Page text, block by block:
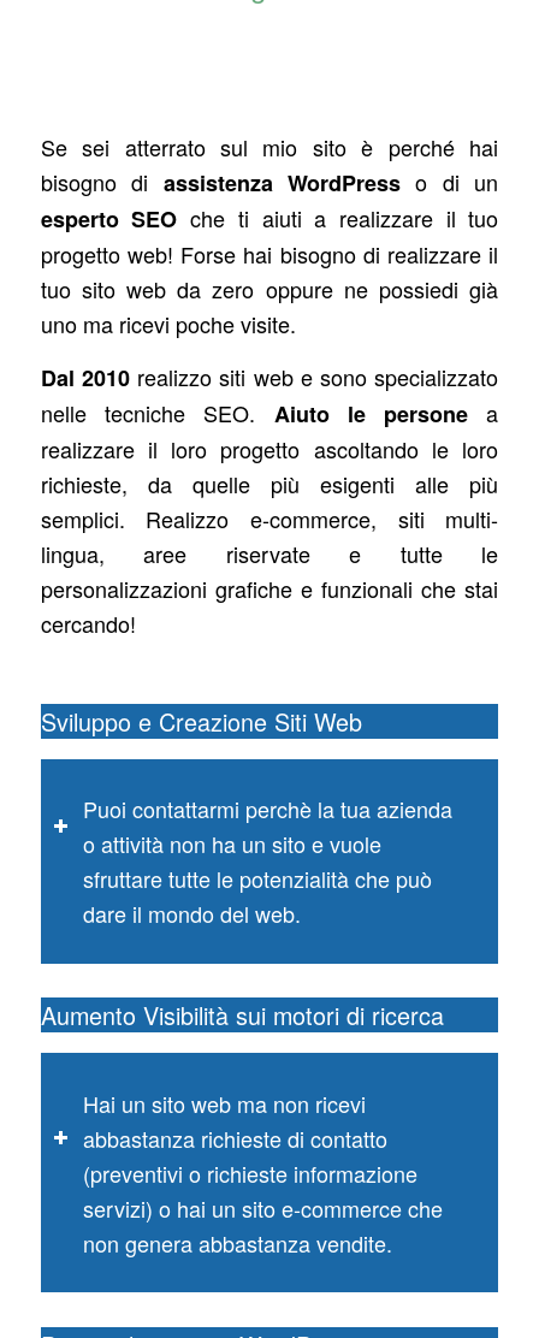
Se sei atterrato sul mio sito è perché hai
bisogno di assistenza WordPress o di un
esperto SEO che ti aiuti a realizzare il tuo
progetto web! Forse hai bisogno di realizzare il
tuo sito web da zero oppure ne possiedi già
uno ma ricevi poche visite.
Dal 2010realizzo siti web e sono specializzato
nelle tecniche SEO. Aiuto le persone a
realizzare il loro progetto ascoltando le loro
richieste, da quelle più esigenti alle più
semplici. Realizzo e-commerce, siti multi-
lingua, aree riservate e tutte le
personalizzazioni grafiche e funzionali che stai
cercando!
Sviluppo e Creazione Siti Web
Puoi contattarmi perchè la tua azienda
o attività non ha un sito e vuole
sfruttare tutte le potenzialità che può
dare il mondo del web.
Aumento Visibilità sui motori di ricerca
Hai un sito web ma non ricevi
abbastanza richieste di contatto
(preventivi o richieste informazione
servizi) o hai un sito e-commerce che
non genera abbastanza vendite.